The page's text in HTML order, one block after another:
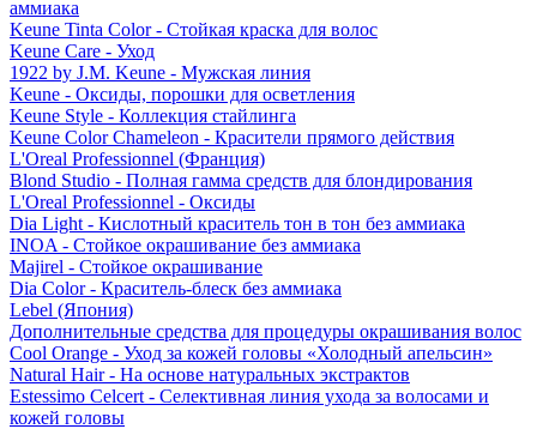
аммиака
Keune Tinta Color - Стойкая краска для волос
Keune Care - Уход
1922 by J.M. Keune - Мужская линия
Keune - Оксиды, порошки для осветления
Keune Style - Коллекция стайлинга
Keune Color Chameleon - Красители прямого действия
L'Oreal Professionnel (Франция)
Blond Studio - Полная гамма средств для блондирования
L'Oreal Professionnel - Оксиды
Dia Light - Кислотный краситель тон в тон без аммиака
INOA - Стойкое окрашивание без аммиака
Majirel - Стойкое окрашивание
Dia Color - Краситель-блеск без аммиака
Lebel (Япония)
Дополнительные средства для процедуры окрашивания волос
Cool Orange - Уход за кожей головы «Холодный апельсин»
Natural Hair - На основе натуральных экстрактов
Estessimo Celcert - Селективная линия ухода за волосами и
кожей головы